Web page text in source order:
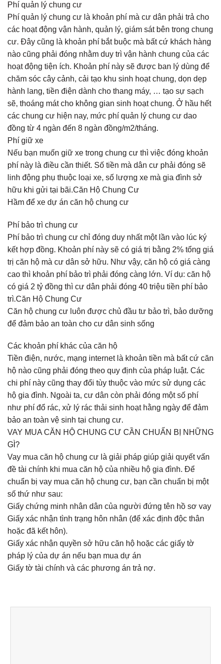
Phí quản lý chung cư
Phí quản lý chung cư là khoản phí mà cư dân phải trả cho
các hoạt động vận hành, quản lý, giám sát bên trong chung
cư. Đây cũng là khoản phí bắt buộc mà bất cứ khách hàng
nào cũng phải đóng nhằm duy trì vận hành chung của các
hoạt động tiện ích. Khoản phí này sẽ được ban lý dùng để
chăm sóc cây cảnh, cải tạo khu sinh hoạt chung, dọn dẹp
hành lang, tiền điện dành cho thang máy, … tạo sự sạch
sẽ, thoáng mát cho không gian sinh hoạt chung. Ở hầu hết
các chung cư hiện nay, mức phí quản lý chung cư dao
đồng từ 4 ngàn đến 8 ngàn đồng/m2/tháng.
Phí giữ xe
Nếu bạn muốn giữ xe trong chung cư thì việc đóng khoản
phí này là điều cần thiết. Số tiền mà dân cư phải đóng sẽ
linh động phụ thuộc loại xe, số lượng xe mà gia đình sở
hữu khi gửi tại bãi.Căn Hộ Chung Cư
Hầm để xe dự án căn hộ chung cư
Phí bảo trì chung cư
Phí bảo trì chung cư chỉ đóng duy nhất một lần vào lúc ký
kết hợp đồng. Khoản phí này sẽ có giá trị bằng 2% tổng giá
trị căn hộ mà cư dân sở hữu. Như vậy, căn hộ có giá càng
cao thì khoản phí bảo trì phải đóng càng lớn. Ví dụ: căn hộ
có giá 2 tỷ đồng thì cư dân phải đóng 40 triệu tiền phí bảo
trì.Căn Hộ Chung Cư
Căn hộ chung cư luôn được chủ đầu tư bảo trì, bảo dưỡng
để đảm bảo an toàn cho cư dân sinh sống
Các khoản phí khác của căn hộ
Tiền điện, nước, mạng internet là khoản tiền mà bất cứ căn
hộ nào cũng phải đóng theo quy định của pháp luật. Các
chi phí này cũng thay đổi tùy thuộc vào mức sử dụng các
hộ gia đình. Ngoài ta, cư dân còn phải đóng một số phí
như phí đổ rác, xử lý rác thải sinh hoạt hằng ngày để đảm
bảo an toàn vệ sinh tại chung cư.
VAY MUA CĂN HỘ CHUNG CƯ CẦN CHUẨN BỊ NHỮNG
GÌ?
Vay mua căn hộ chung cư là giải pháp giúp giải quyết vấn
đề tài chính khi mua căn hộ của nhiều hộ gia đình. Để
chuẩn bị vay mua căn hộ chung cư, bạn cần chuẩn bị một
số thứ như sau:
Giấy chứng minh nhân dân của người đứng tên hồ sơ vay
Giấy xác nhận tình trạng hôn nhân (để xác định độc thân
hoặc đã kết hôn).
Giấy xác nhận quyền sở hữu căn hộ hoặc các giấy tờ
pháp lý của dự án nếu bạn mua dự án
Giấy tờ tài chính và các phương án trả nợ.